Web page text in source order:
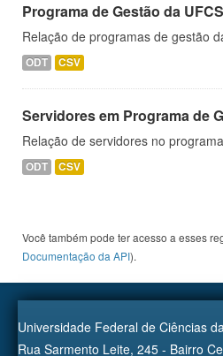
Programa de Gestão da
Relação de programas de gestão
ODT CSV
Servidores em Programa de
Relação de servidores no
ODT CSV
Você também pode ter acesso a esses
Documentação da API).
Universidade Federal de Ciências
Rua Sarmento Leite, 245 - Bairro